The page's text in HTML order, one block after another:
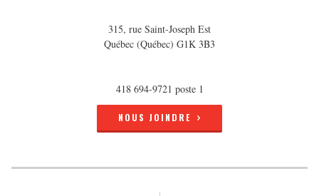
315, rue Saint-Joseph Est
Québec (Québec) G1K 3B3
418 694-9721 poste 1
NOUS JOINDRE